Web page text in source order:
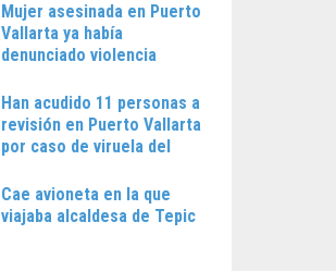
Mujer asesinada en Puerto
Vallarta ya había
denunciado violencia
Han acudido 11 personas a
revisión en Puerto Vallarta
por caso de viruela del
Cae avioneta en la que
viajaba alcaldesa de Tepic